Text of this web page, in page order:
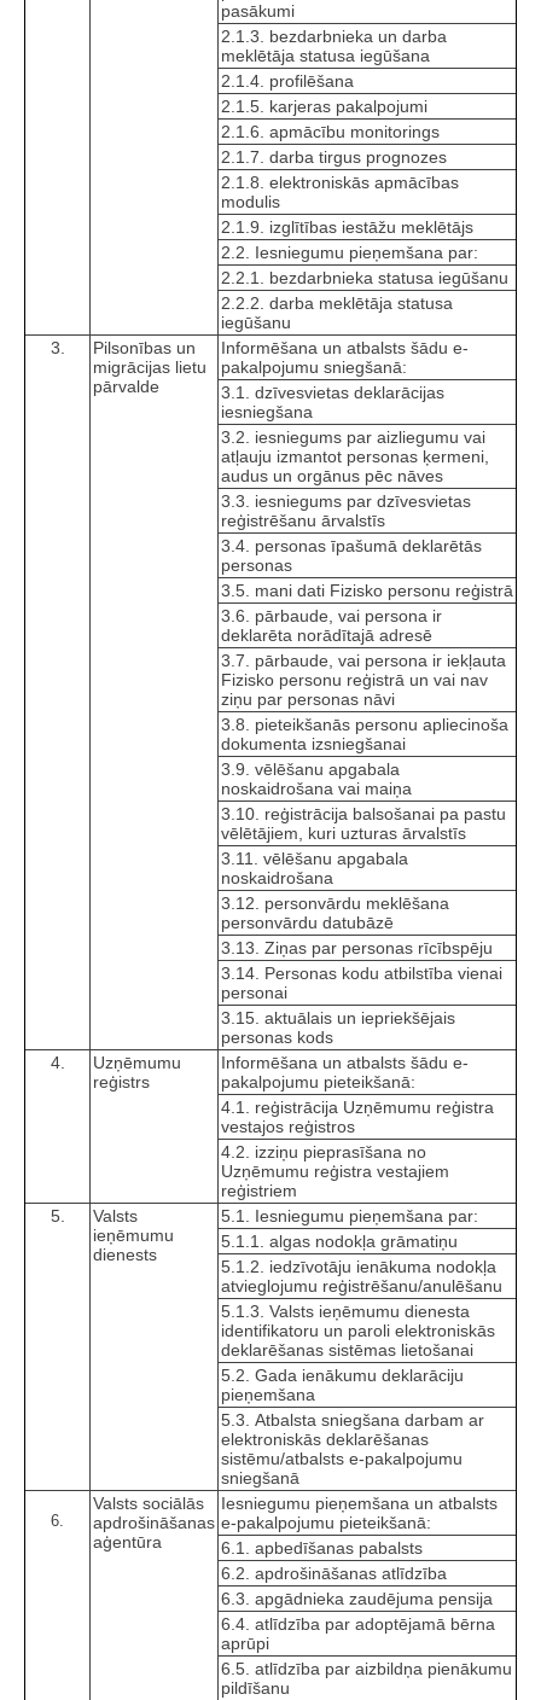
pasākumi
2.1.3. bezdarbnieka un darba
meklētāja statusa iegūšana
2.1.4. profilēšana
2.1.5. karjeras pakalpojumi
2.1.6. apmācību monitorings
2.1.7. darba tirgus prognozes
2.1.8. elektroniskās apmācības
modulis
2.1.9. izglītības iestāžu meklētājs
2.2. Iesniegumu pieņemšana par:
2.2.1. bezdarbnieka statusa iegūšanu
2.2.2. darba meklētāja statusa
iegūšanu
3.
Pilsonības un
migrācijas lietu
pārvalde
Informēšana un atbalsts šādu e-
pakalpojumu sniegšanā:
3.1. dzīvesvietas deklarācijas
iesniegšana
3.2. iesniegums par aizliegumu vai
atļauju izmantot personas ķermeni,
audus un orgānus pēc nāves
3.3. iesniegums par dzīvesvietas
reģistrēšanu ārvalstīs
3.4. personas īpašumā deklarētās
personas
3.5. mani dati Fizisko personu reģistrā
3.6. pārbaude, vai persona ir
deklarēta norādītajā adresē
3.7. pārbaude, vai persona ir iekļauta
Fizisko personu reģistrā un vai nav
ziņu par personas nāvi
3.8. pieteikšanās personu apliecinoša
dokumenta izsniegšanai
3.9. vēlēšanu apgabala
noskaidrošana vai maiņa
3.10. reģistrācija balsošanai pa pastu
vēlētājiem, kuri uzturas ārvalstīs
3.11. vēlēšanu apgabala
noskaidrošana
3.12. personvārdu meklēšana
personvārdu datubāzē
3.13. Ziņas par personas rīcībspēju
3.14. Personas kodu atbilstība vienai
personai
3.15. aktuālais un iepriekšējais
personas kods
4.
Uzņēmumu
reģistrs
Informēšana un atbalsts šādu e-
pakalpojumu pieteikšanā:
4.1. reģistrācija Uzņēmumu reģistra
vestajos reģistros
4.2. izziņu pieprasīšana no
Uzņēmumu reģistra vestajiem
reģistriem
5.
Valsts
ieņēmumu
dienests
5.1. Iesniegumu pieņemšana par:
5.1.1. algas nodokļa grāmatiņu
5.1.2. iedzīvotāju ienākuma nodokļa
atvieglojumu reģistrēšanu/anulēšanu
5.1.3. Valsts ieņēmumu dienesta
identifikatoru un paroli elektroniskās
deklarēšanas sistēmas lietošanai
5.2. Gada ienākumu deklarāciju
pieņemšana
5.3. Atbalsta sniegšana darbam ar
elektroniskās deklarēšanas
sistēmu/atbalsts e-pakalpojumu
sniegšanā
6.
Valsts sociālās
apdrošināšanas
aģentūra
Iesniegumu pieņemšana un atbalsts
e-pakalpojumu pieteikšanā:
6.1. apbedīšanas pabalsts
6.2. apdrošināšanas atlīdzība
6.3. apgādnieka zaudējuma pensija
6.4. atlīdzība par adoptējamā bērna
aprūpi
6.5. atlīdzība par aizbildņa pienākumu
pildīšanu